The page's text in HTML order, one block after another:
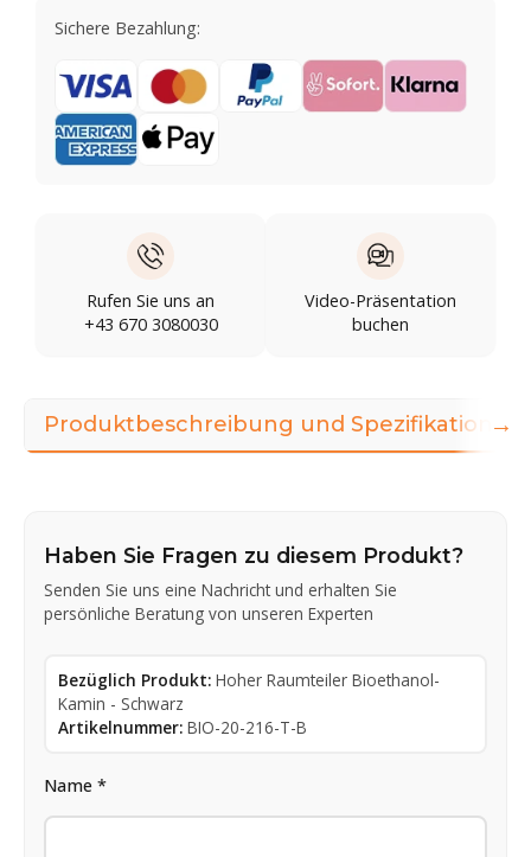
Sichere Bezahlung:
Rufen Sie uns an
+43 670 3080030
Video-Präsentation
buchen
Produktbeschreibung und Spezifikationen
Haben Sie Fragen zu diesem Produkt?
Senden Sie uns eine Nachricht und erhalten Sie
persönliche Beratung von unseren Experten
Bezüglich Produkt: Hoher Raumteiler Bioethanol-
Kamin - Schwarz
Artikelnummer: BIO-20-216-T-B
Name *
→